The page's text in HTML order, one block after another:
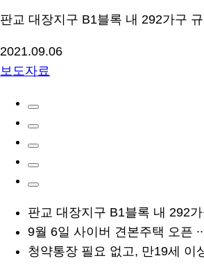
판교 대장지구 B1블록 내 292가구
2021.09.06
보도자료
판교 대장지구 B1블록 내 292
9월 6일 사이버 견본주택 오픈
청약통장 필요 없고, 만19세 이